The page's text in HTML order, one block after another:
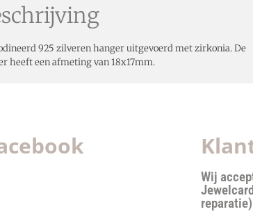
925 zilveren hanger uitgevoerd met zirkonia. De
heeft een afmeting van 18x17mm.
Wij
reparatie)